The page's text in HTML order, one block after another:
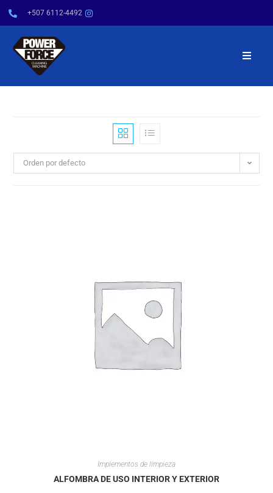
+507 6112-4492
INICIO
PRODUCTOS
Orden por defecto
Implementos de limpieza
ALFOMBRA DE USO INTERIOR Y EXTERIOR